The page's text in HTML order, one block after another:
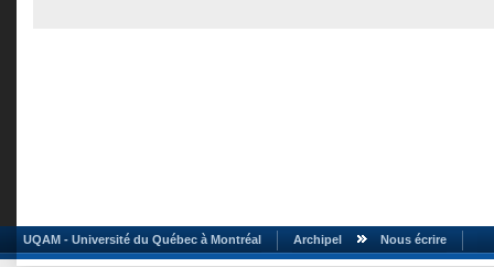
UQAM - Université du Québec à Montréal Archipel Nous écrire